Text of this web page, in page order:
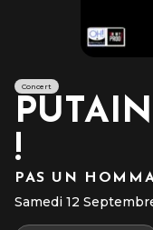
Concert
!
PAS UN
Samedi 12